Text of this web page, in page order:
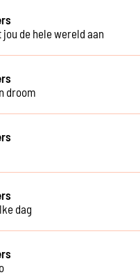
jou de hele wereld aan
droom
dag